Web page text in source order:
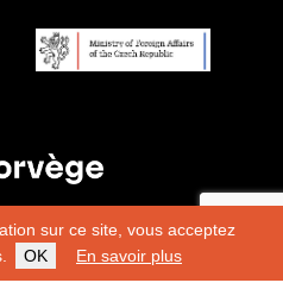
sur ce site, vous acceptez
OK En savoir plus